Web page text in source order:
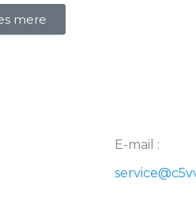
mere
E-mail :